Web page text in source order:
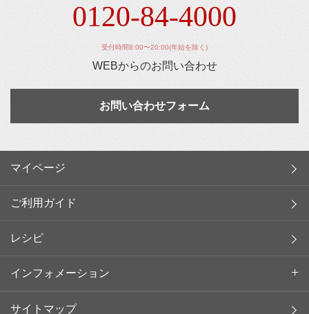
0120-84-4000
受付時間8:00〜20:00(年始を除く)
WEBからのお問い合わせ
お問い合わせフォーム
マイページ
ご利用ガイド
レシピ
インフォメーション
サイトマップ